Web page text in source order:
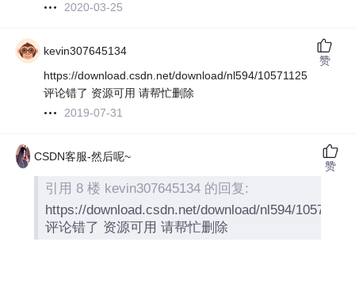
2020-03-25
kevin307645134
https://download.csdn.net/download/nl594/10571125
评论错了 资源可用 请帮忙删除
2019-07-31
赞
CSDN客服-然后呢~
引用 8 楼 kevin307645134 的回复:
https://download.csdn.net/download/nl594/10571125
评论错了 资源可用 请帮忙删除
赞